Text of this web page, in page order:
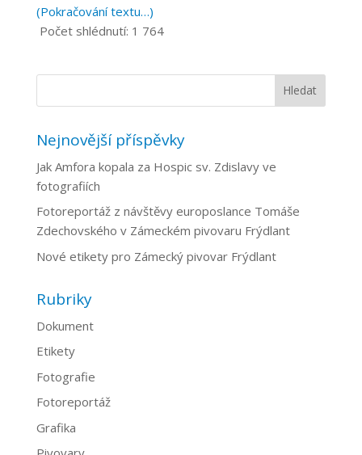
(Pokračování textu…)
Počet shlédnutí: 1 764
Nejnovější příspěvky
Jak Amfora kopala za Hospic sv. Zdislavy ve
fotografiích
Fotoreportáž z návštěvy europoslance Tomáše
Zdechovského v Zámeckém pivovaru Frýdlant
Nové etikety pro Zámecký pivovar Frýdlant
Rubriky
Dokument
Etikety
Fotografie
Fotoreportáž
Grafika